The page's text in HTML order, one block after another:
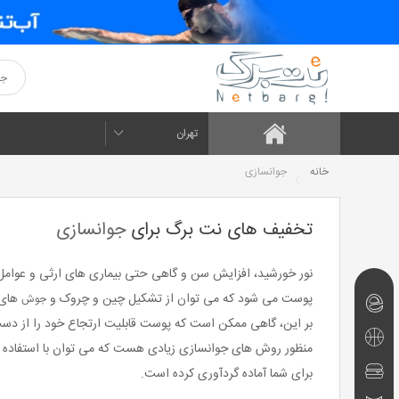
تهران
خانه جوانسازی
نت‌برگ‌های
امروز
تفریحی
رستوران
تخفیف های نت برگ برایجوانسازی
نور خورشید، افزایش سن و گاهی حتی بیماری های ارثی و
پوست می شود که می توان از تشکیل چین و چروک و جوش
بر این، گاهی ممکن است که پوست قابلیت ارتجاع خود را از
منظور روش های جوانسازی زیادی هست که می توان با استفاده
برای شما آماده گردآوری کرده است.